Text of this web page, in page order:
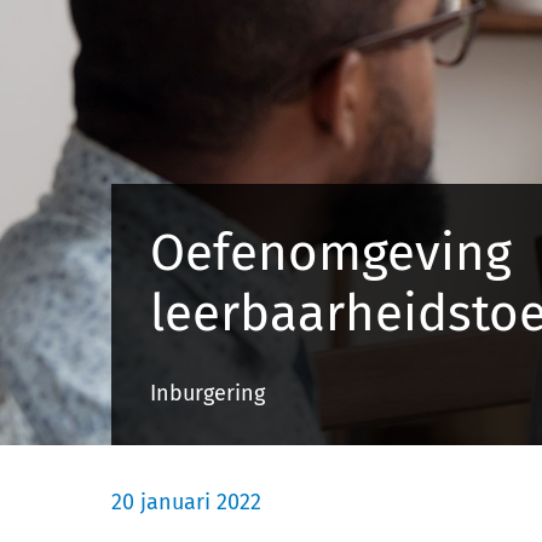
Oefenomgeving
Inburgering
20 januari 2022